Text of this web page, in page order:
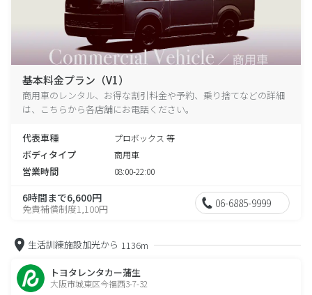
基本料金プラン（V1）
商用車のレンタル、お得な割引料金や予約、乗り捨てなどの詳細
は、こちらから各店舗にお電話ください。
代表車種 プロボックス 等
ボディタイプ 商用車
営業時間 08:00-22:00
6時間まで6,600円
免責補償制度1,100円 06-6885-9999
生活訓練施設加光から 1136m
トヨタレンタカー蒲生
大阪市城東区今福西3-7-32